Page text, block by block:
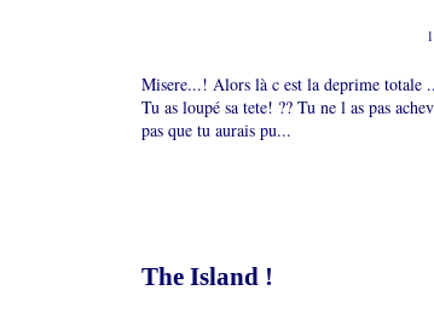
Misere...! Alors là c est la deprime totale
Tu as loupé sa tete! ?? Tu ne l as pas
pas que tu aurais pu...
The Island !